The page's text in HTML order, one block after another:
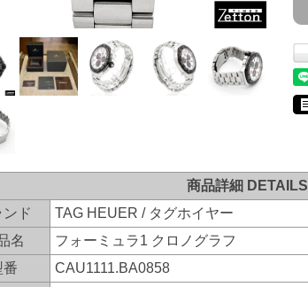
商品詳細 DETAILS
ンド
TAG HEUER / タグホイヤー
名
フォーミュラ1 クロノグラフ
番
CAU1111.BA0858